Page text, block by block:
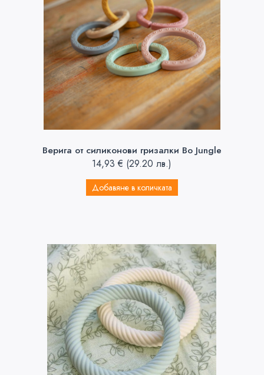
Верига от силиконови гризалки Bo Jungle
14,93€ (29.20 лв.)
Добавяне в количката